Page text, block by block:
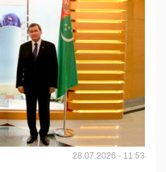
28.07.2026 - 11:53